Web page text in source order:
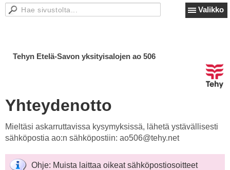
Valikko
Tehyn Etelä-Savon yksityisalojen ao 506
Yhteydenotto
Mieltäsi askarruttavissa kysymyksissä, lähetä ystävällisesti
sähköpostia ao:n sähköpostiin: ao506@tehy.net
Ohje: Muista laittaa oikeat sähköpostiosoitteet